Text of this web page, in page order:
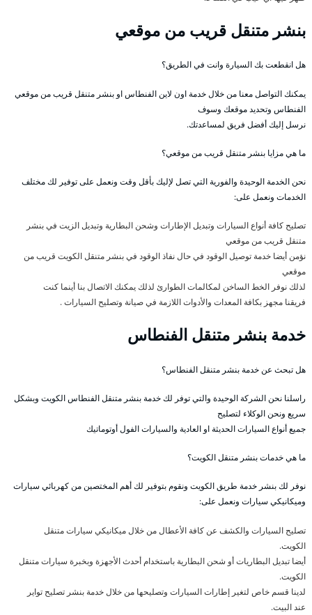
بنشر متنقل قريب من موقعي
هل انقطعت بك السيارة وانت في الطريق؟
يمكنك التواصل معنا من خلال خدمة اون لاين الفنطاس او بنشر متنقل قريب من موقعي
الفنطاس وتحديد موقعك وسوف
نرسل إليك أفضل فريق لمساعدتك.
ما هي مزايا بنشر متنقل قريب من موقعي؟
نحن الخدمة الوحيدة والفورية التي تصل لإليك بأقل وقت ونعمل على توفير لك مختلف
الخدمات ونعمل على:
تصليح كافة أنواع السيارات وتبديل الإطارات وشحن البطارية وتبديل الزيت في بنشر
متنقل قريب من موقعي
نؤمن أيضا خدمة توصيل الوقود في حال نفاذ الوقود في بنشر متنقل الكويت قريب من
موقعي
لذلك نوفر الخط الساخن لمكالمات الطوارئ لذلك يمكنك الاتصال بنا أينما كنت
فريقنا مجهز بكافة المعدات والأدوات اللازمة في صيانة وتصليح السيارات .
خدمة بنشر متنقل الفنطاس
هل تبحث عن خدمة بنشر متنقل الفنطاس؟
راسلنا نحن الشركة الوحيدة والتي توفر لك خدمة بنشر متنقل الفنطاس الكويت وبشكل
سريع ونحن الوكلاء لتصليح
جميع أنواع السيارات الحديثة او العادية والسيارات الفول أوتوماتيك
ما هي خدمات بنشر متنقل الكويت؟
نوفر لك بنشر خدمة طريق الكويت ونقوم بتوفير لك أهم المختصين من كهربائي سيارات
وميكانيكي سيارات ونعمل على:
تصليح السيارات والكشف عن كافة الأعطال من خلال ميكانيكي سيارات متنقل
الكويت.
أيضا تبديل البطاريات أو شحن البطارية باستخدام أحدث الأجهزة وبخبرة سيارات متنقل
الكويت.
لدينا قسم خاص لتغير إطارات السيارات وتصليحها من خلال خدمة بنشر تصليح تواير
عند البيت.